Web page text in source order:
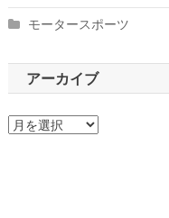
モータースポーツ
アーカイブ
ア